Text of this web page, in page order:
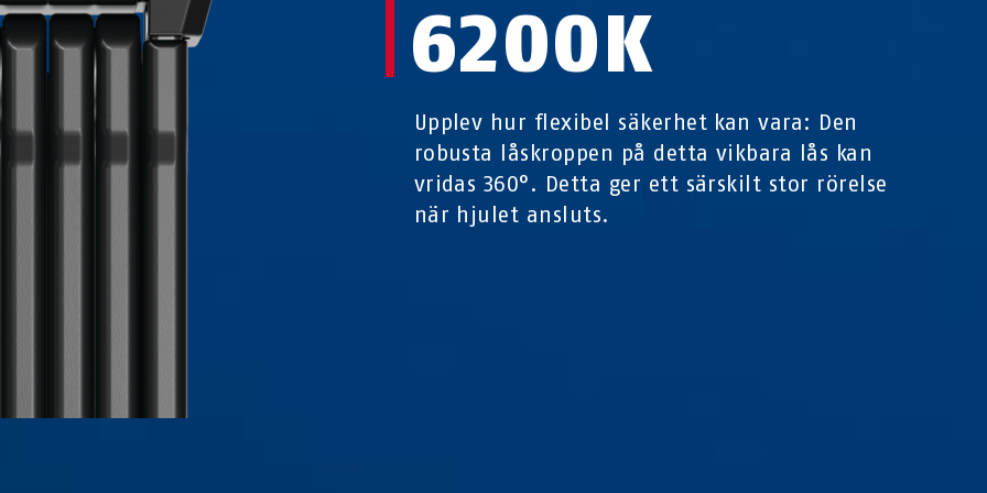
6200K
Upplev hur flexibel säkerhet kan vara: Den
robusta låskroppen på detta vikbara lås kan
vridas 360°. Detta ger ett särskilt stor rörelse
när hjulet ansluts.